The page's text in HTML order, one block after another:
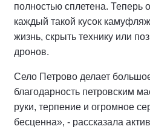
полностью сплетена. Теперь
каждый такой кусок
жизнь, скрыть технику или
дронов.
Село Петрово делает
благодарность петровским
руки, терпение и огромное
бесценна», - рассказала